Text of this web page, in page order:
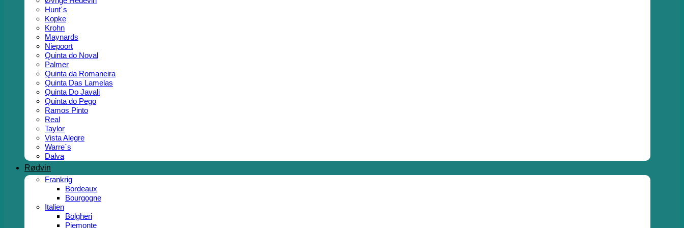
Hunt´s
Kopke
Krohn
Maynards
Niepoort
Quinta do Noval
Palmer
Quinta da Romaneira
Quinta Das Lamelas
Quinta Do Javali
Quinta do Pego
Ramos Pinto
Real
Taylor
Vista Alegre
Warre´s
Dalva
Rødvin
Frankrig
Bordeaux
Bourgogne
Italien
Bolgheri
Piemonte